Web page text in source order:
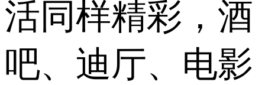
活同样精彩，酒
吧、迪厅、电影